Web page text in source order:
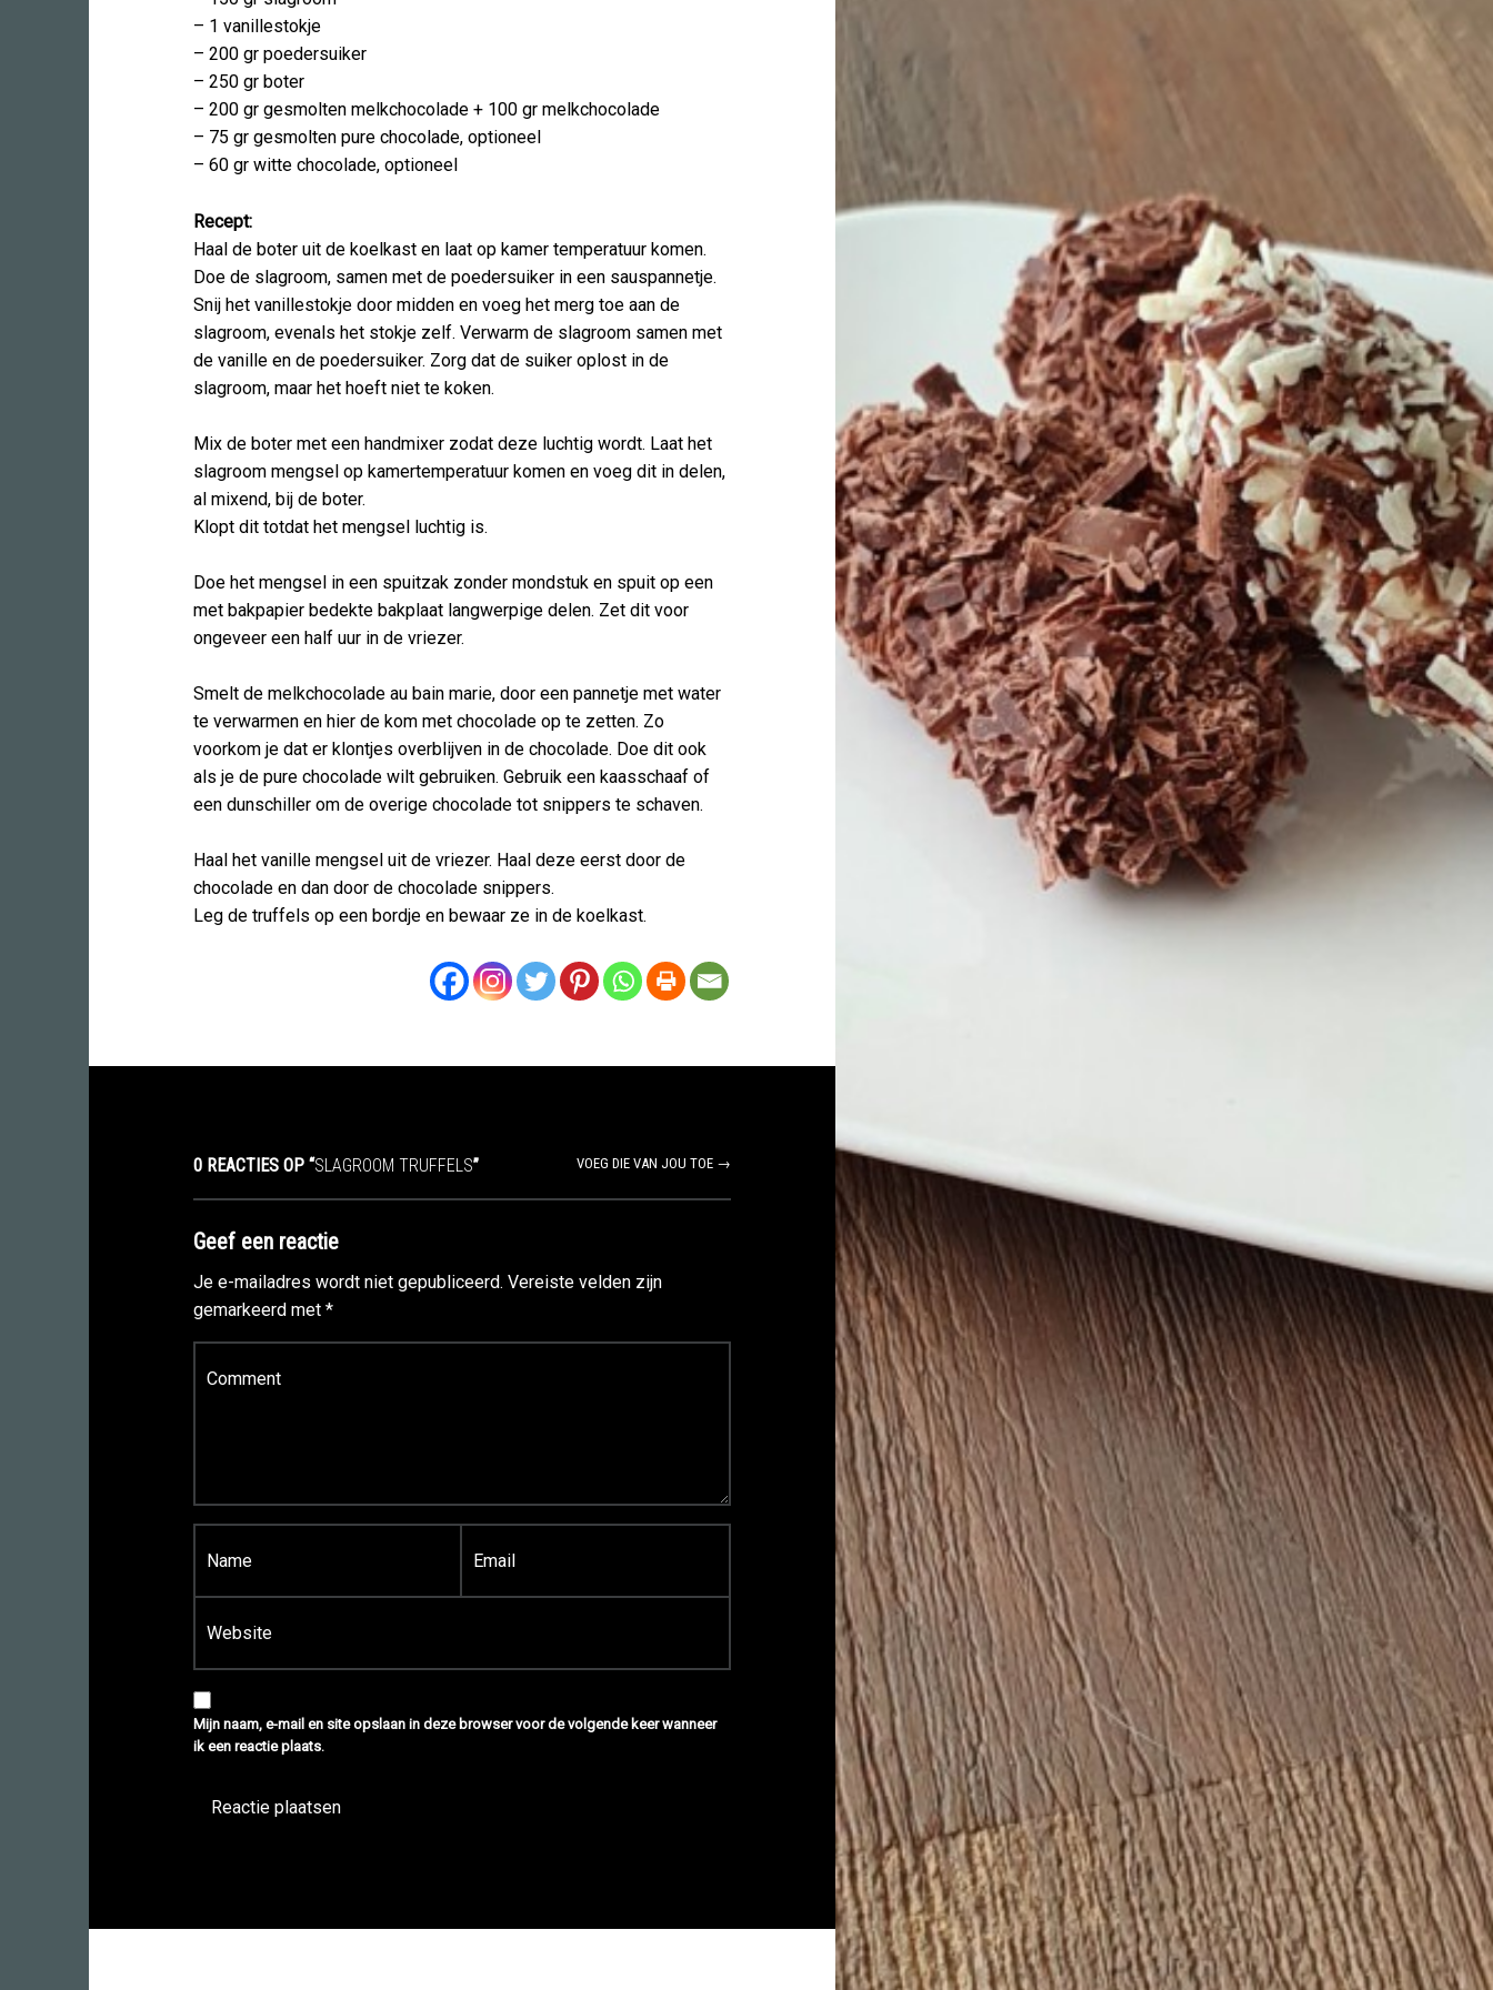
– 1 vanillestokje
– 200 gr poedersuiker
– 250 gr boter
– 200 gr gesmolten melkchocolade + 100 gr melkchocolade
– 75 gr gesmolten pure chocolade, optioneel
– 60 gr witte chocolade, optioneel
Recept:
Haal de boter uit de koelkast en laat op kamer temperatuur komen.
Doe de slagroom, samen met de poedersuiker in een sauspannetje.
Snij het vanillestokje door midden en voeg het merg toe aan de
slagroom, evenals het stokje zelf. Verwarm de slagroom samen met
de vanille en de poedersuiker. Zorg dat de suiker oplost in de
slagroom, maar het hoeft niet te koken.
Mix de boter met een handmixer zodat deze luchtig wordt. Laat het
slagroom mengsel op kamertemperatuur komen en voeg dit in delen,
al mixend, bij de boter.
Klopt dit totdat het mengsel luchtig is.
Doe het mengsel in een spuitzak zonder mondstuk en spuit op een
met bakpapier bedekte bakplaat langwerpige delen. Zet dit voor
ongeveer een half uur in de vriezer.
Smelt de melkchocolade au bain marie, door een pannetje met water
te verwarmen en hier de kom met chocolade op te zetten. Zo
voorkom je dat er klontjes overblijven in de chocolade. Doe dit ook
als je de pure chocolade wilt gebruiken. Gebruik een kaasschaaf of
een dunschiller om de overige chocolade tot snippers te schaven.
Haal het vanille mengsel uit de vriezer. Haal deze eerst door de
chocolade en dan door de chocolade snippers.
Leg de truffels op een bordje en bewaar ze in de koelkast.
0 REACTIES OP “SLAGROOM TRUFFELS” VOEG DIE VAN JOU TOE →
Geef een reactie
Je e-mailadres wordt niet gepubliceerd. Vereiste velden zijn
gemarkeerd met*
Reactie
Naam
* E-mail*
Site
Mijn naam, e-mail en site opslaan in deze browser voor de volgende keer wanneer
ik een reactie plaats.